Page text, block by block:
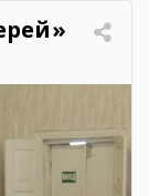
2026 рік.
та